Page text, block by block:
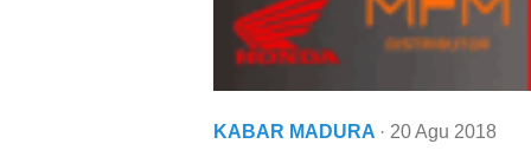
KABAR MADURA · 20 Agu 2018